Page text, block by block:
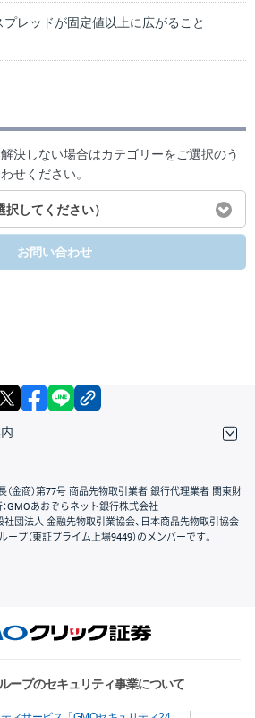
レッドが固定値以上に広がること
決しない場合はカテゴリーをご選択のう
せください。
択してください）
お問い合わせ
X facebook
て
金商）第77号 商品先物取引業者 銀行代理業者 関東財
：GMOあおぞらネット銀行株式会社
社団法人 金融先物取引業協会、日本商品先物取引協会
プ（東証プライム上場9449）のメンバーです。
ープのセキュリティ事業について